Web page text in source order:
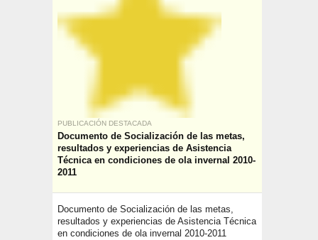
PUBLICACIÓN DESTACADA
Documento de Socialización de las metas,
resultados y experiencias de Asistencia
Técnica en condiciones de ola invernal 2010-
2011
Documento de Socialización de las metas,
resultados y experiencias de Asistencia Técnica
en condiciones de ola invernal 2010-2011